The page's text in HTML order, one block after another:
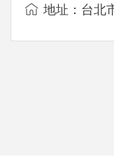
地址：台北